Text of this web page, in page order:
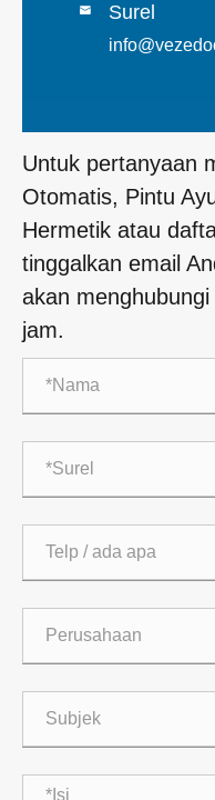
 Surel
Untuk pertanyaan
Otomatis, Pintu
Hermetik atau
tinggalkan email
akan
jam.